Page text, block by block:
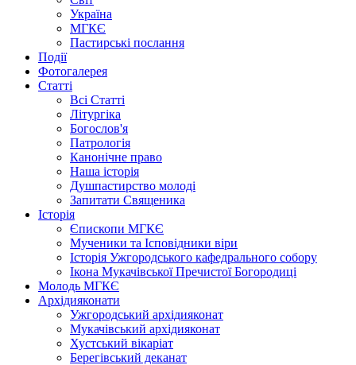
Україна
МГКЄ
Пастирські послання
Події
Фотогалерея
Статті
Всі Статті
Літургіка
Богослов'я
Патрологія
Канонічне право
Наша історія
Душпастирство молоді
Запитати Священика
Історія
Єпископи МГКЄ
Мученики та Ісповідники віри
Історія Ужгородського кафедрального собору
Ікона Мукачівської Пречистої Богородиці
Молодь МГКЄ
Архідияконати
Ужгородський архідияконат
Мукачівський архідияконат
Хустський вікаріат
Берегівський деканат